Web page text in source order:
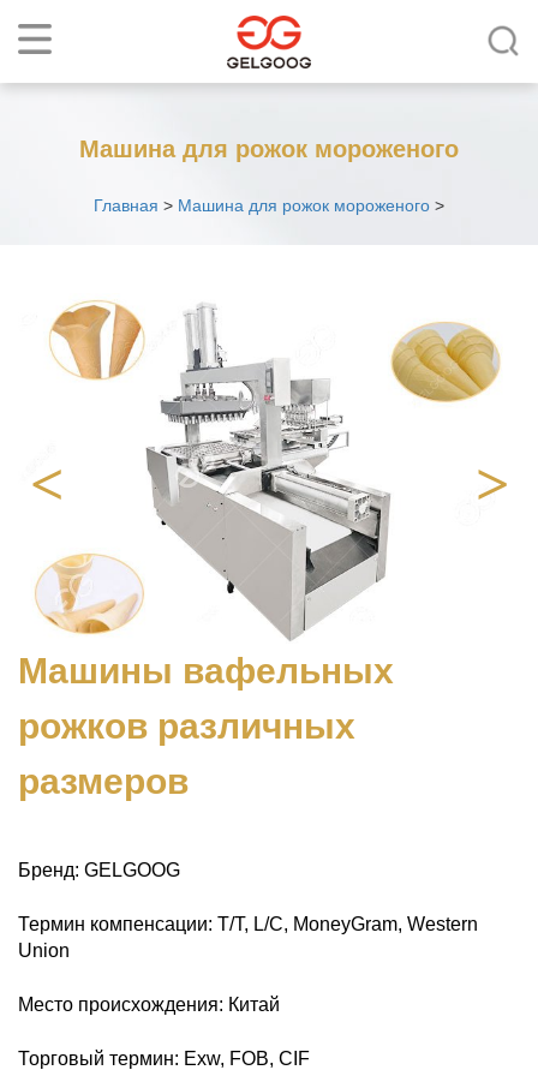
Машина для рожок мороженого
Главная > Машина для рожок мороженого >
< >
Машины вафельных
рожков различных
размеров
Бренд: GELGOOG
Термин компенсации: T/T, L/C, MoneyGram, Western
Union
Место происхождения: Китай
Торговый термин: Exw, FOB, CIF